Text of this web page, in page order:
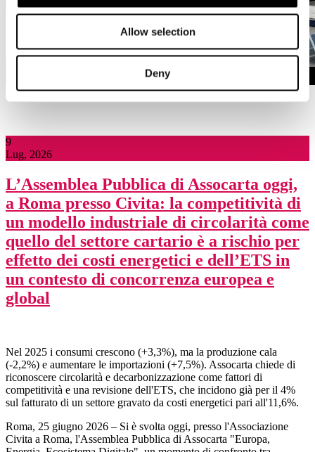
Allow selection
Deny
9
Lug, 2026
L’Assemblea Pubblica di Assocarta oggi,
a Roma presso Civita: la competitività di
un modello industriale di circolarità come
quello del settore cartario è a rischio per
effetto dei costi energetici e dell’ETS in
un contesto di concorrenza europea e
global
Nel 2025 i consumi crescono (+3,3%), ma la produzione cala
(-2,2%) e aumentare le importazioni (+7,5%). Assocarta chiede di
riconoscere circolarità e decarbonizzazione come fattori di
competitività e una revisione dell'ETS, che incidono già per il 4%
sul fatturato di un settore gravato da costi energetici pari all'11,6%.
Roma, 25 giugno 2026 – Si è svolta oggi, presso l'Associazione
Civita a Roma, l'Assemblea Pubblica di Assocarta "Europa,